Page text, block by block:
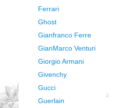
Ferrari
Ghost
Gianfranco Ferre
GianMarco Venturi
Giorgio Armani
Givenchy
Gucci
Guerlain